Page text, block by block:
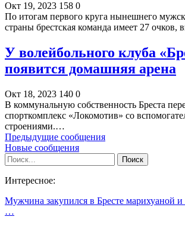
Окт 19, 2023 158 0
По итогам первого круга нынешнего
страны брестская команда имеет 27 очков,
У волейбольного клуба
появится домашняя арена
Окт 18, 2023 140 0
В коммунальную собственность Бреста
спорткомплекс «Локомотив» со
строениями.…
Предыдущие сообщения
Новые сообщения
Интересное:
Мужчина закупился в Бресте марихуаной
…